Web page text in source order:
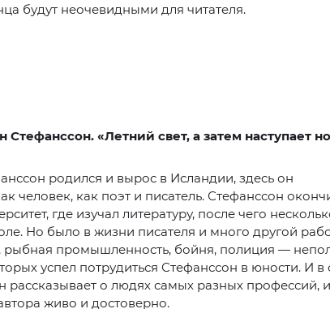
будут неочевидными для читателя.
Стефанссон. «Летний свет, а затем наступает
родился и вырос в Исландии, здесь он
человек, как поэт и писатель. Стефанссон
где изучал литературу, после чего
Но было в жизни писателя и много другой
рыбная промышленность, бойня, полиция —
успел потрудиться Стефанссон в юности. И в
рассказывает о людях самых разных профессий, и
живо и достоверно.